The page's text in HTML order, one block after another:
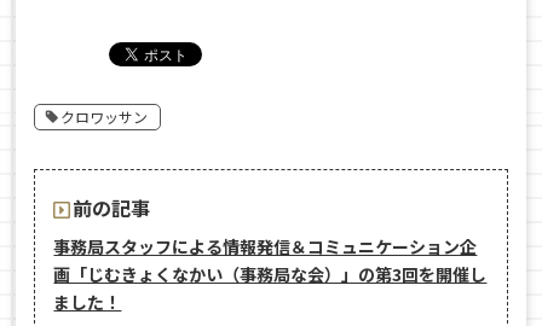
クロワッサン
前の記事
事務局スタッフによる情報発信＆コミュニケーション企
画「じむきょくなかい（事務局な会）」の第3回を開催し
ました！